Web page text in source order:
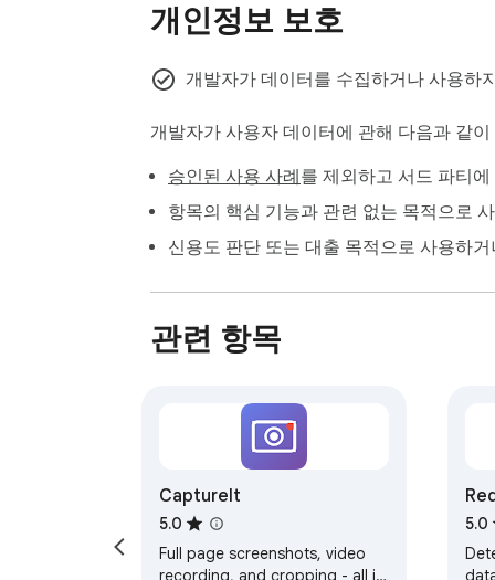
개인정보 보호
개발자가 데이터를 수집하거나 사용하
개발자가 사용자 데이터에 관해 다음과 같
승인된 사용 사례 를 제외하고 서드 파티
항목의 핵심 기능과 관련 없는 목적으로
신용도 판단 또는 대출 목적으로 사용하
관련 항목
CaptureIt
5.0
Full page screenshots, video
5.0